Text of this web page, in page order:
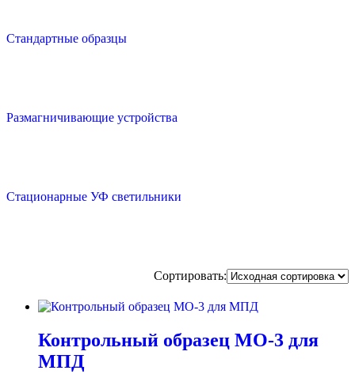
Стандартные образцы
Размагничивающие устройства
Стационарные УФ светильники
Сортировать:
Контрольный образец МО-3 для
МПД